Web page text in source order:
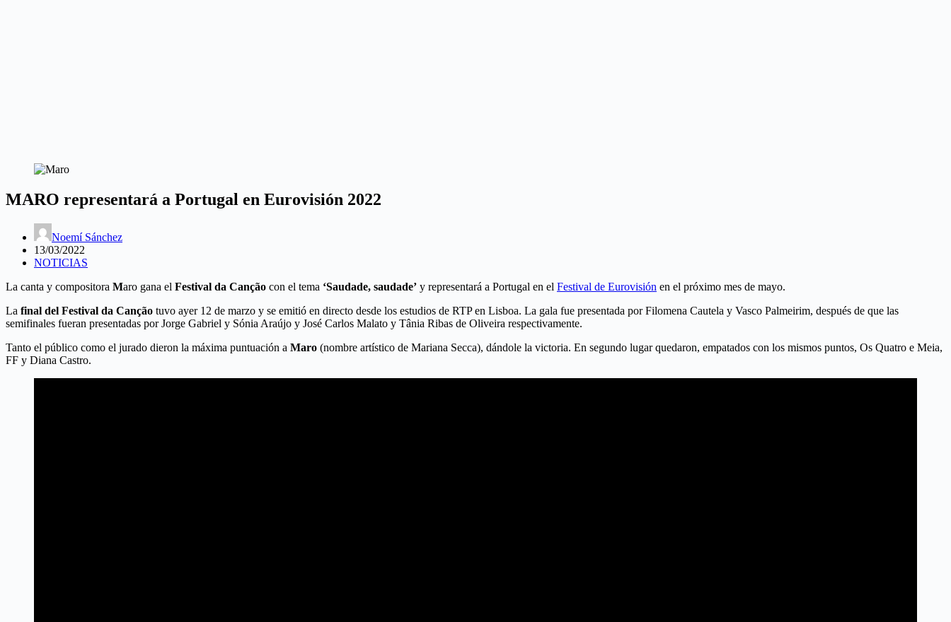
MARO representará a Portugal en Eurovisión 2022
Noemí Sánchez
13/03/2022
NOTICIAS
La canta y compositora Maro gana el Festival da Canção con el tema ‘Saudade, saudade’ y representará a Portugal en el Festival de Eurovisión en el próximo mes de mayo.
La final del Festival da Canção tuvo ayer 12 de marzo y se emitió en directo desde los estudios de RTP en Lisboa. La gala fue presentada por Filomena Cautela y Vasco Palmeirim, después de que las
semifinales fueran presentadas por Jorge Gabriel y Sónia Araújo y José Carlos Malato y Tânia Ribas de Oliveira respectivamente.
Tanto el público como el jurado dieron la máxima puntuación a Maro (nombre artístico de Mariana Secca), dándole la victoria. En segundo lugar quedaron, empatados con los mismos puntos, Os Quatro e Meia,
FF y Diana Castro.